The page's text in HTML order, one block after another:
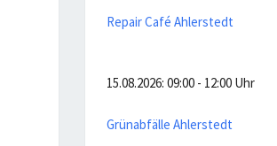
Repair Café Ahlerstedt
15.08.2026: 09:00 - 12:00 Uhr
Grünabfälle Ahlerstedt